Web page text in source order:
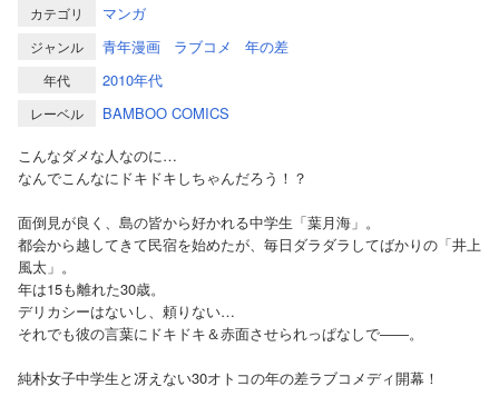
カテゴリ マンガ
ジャンル 青年漫画 ラブコメ 年の差
年代 2010年代
レーベル
BAMBOO COMICS
こんなダメな人なのに…
なんでこんなにドキドキしちゃんだろう！？
面倒見が良く、島の皆から好かれる中学生「葉月海」。
都会から越してきて民宿を始めたが、毎日ダラダラしてばかりの「井上
風太」。
年は15も離れた30歳。
デリカシーはないし、頼りない…
それでも彼の言葉にドキドキ＆赤面させられっぱなしで――。
純朴女子中学生と冴えない30オトコの年の差ラブコメディ開幕！